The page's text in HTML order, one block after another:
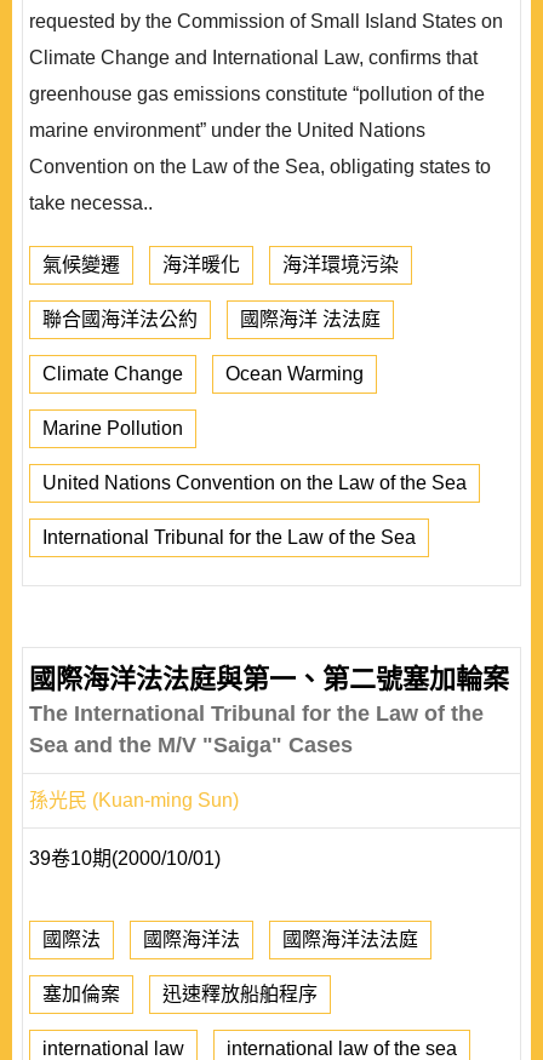
requested by the Commission of Small Island States on
Climate Change and International Law, confirms that
greenhouse gas emissions constitute “pollution of the
marine environment” under the United Nations
Convention on the Law of the Sea, obligating states to
take necessa..
氣候變遷 海洋暖化 海洋環境污染
聯合國海洋法公約 國際海洋 法法庭
Climate Change Ocean Warming
Marine Pollution
United Nations Convention on the Law of the Sea
International Tribunal for the Law of the Sea
國際海洋法法庭與第一、第二號塞加輪案
The International Tribunal for the Law of the
Sea and the M/V "Saiga" Cases
孫光民 (Kuan-ming Sun)
39卷10期(2000/10/01)
國際法 國際海洋法 國際海洋法法庭
塞加倫案 迅速釋放船舶程序
international law international law of the sea